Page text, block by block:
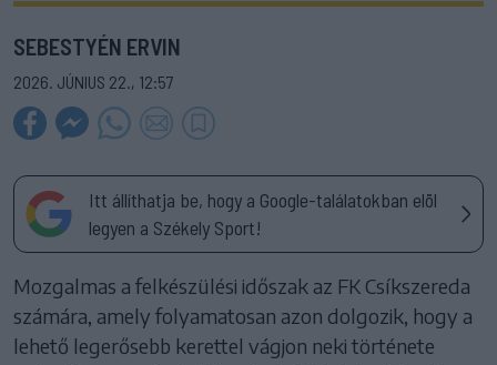
SEBESTYÉN ERVIN
2026. JÚNIUS 22., 12:57
Itt állíthatja be, hogy a Google-találatokban elöl
legyen a Székely Sport!
Mozgalmas a felkészülési időszak az FK Csíkszereda
számára, amely folyamatosan azon dolgozik, hogy a
lehető legerősebb kerettel vágjon neki története